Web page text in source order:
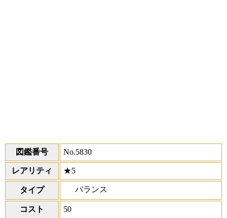
図鑑番号 No.5830
レアリティ ★5
タイプ バランス
コスト 50